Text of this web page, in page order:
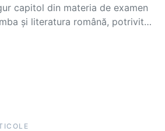
capitol din materia de examen
și literatura română, potrivit…